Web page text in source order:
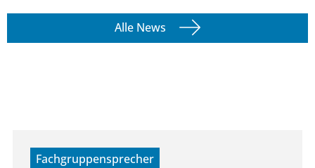
Alle News
Fachgruppensprecher